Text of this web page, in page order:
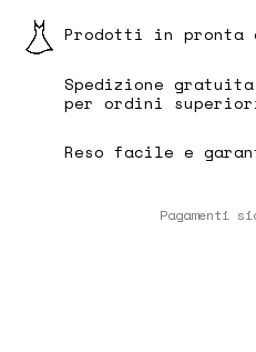
Composizione tessuto:
Elastane
Prodotti in pronta
Spedizione
per ordini
Reso facile e
Pagamenti